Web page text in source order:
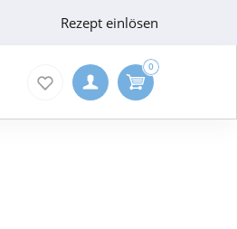
Rezept einlösen
0